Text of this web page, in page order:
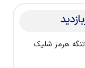
تنگه هرمز شلیک